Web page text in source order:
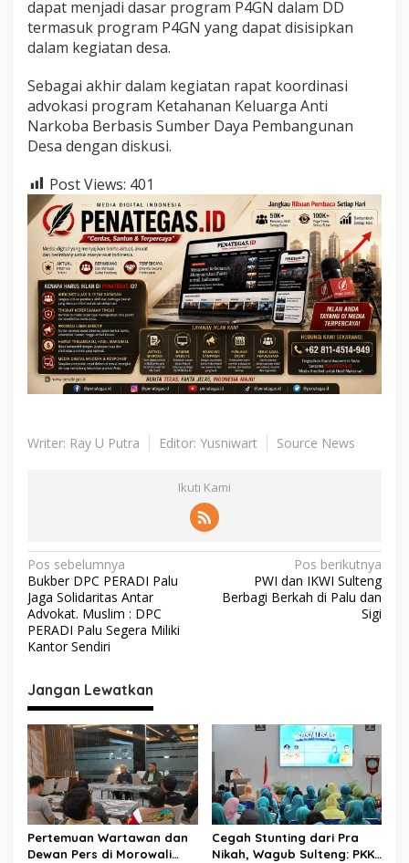
dapat menjadi dasar program P4GN dalam DD
termasuk program P4GN yang dapat disisipkan
dalam kegiatan desa.
Sebagai akhir dalam kegiatan rapat koordinasi
advokasi program Ketahanan Keluarga Anti
Narkoba Berbasis Sumber Daya Pembangunan
Desa dengan diskusi.
Post Views: 401
Writer: Ray U Putra Editor: Yusniwart Source News
Ikuti Kami
N
a
v
i
a
s
i
p
o
s
Pos sebelumnya
Bukber DPC PERADI Palu
Jaga Solidaritas Antar
Advokat. Muslim : DPC
PERADI Palu Segera Miliki
Kantor Sendiri
Pos berikutnya
PWI dan IKWI Sulteng
Berbagi Berkah di Palu dan
Sigi
Jangan Lewatkan
Pertemuan Wartawan dan
Dewan Pers di Morowali
Cegah Stunting dari Pra
Nikah, Wagub Sulteng: PKK